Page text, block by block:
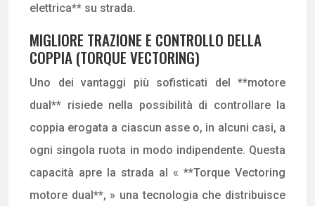
elettrica** su strada.
MIGLIORE TRAZIONE E CONTROLLO DELLA
COPPIA (TORQUE VECTORING)
Uno dei vantaggi più sofisticati del **motore
dual** risiede nella possibilità di controllare la
coppia erogata a ciascun asse o, in alcuni casi, a
ogni singola ruota in modo indipendente. Questa
capacità apre la strada al « **Torque Vectoring
motore dual**, » una tecnologia che distribuisce